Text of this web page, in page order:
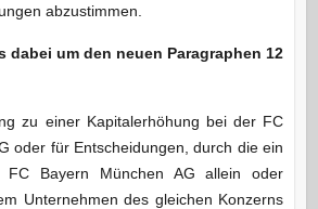
abzustimmen.
dabei um den neuen Paragraphen 12
zu einer Kapitalerhöhung bei der FC
oder für Entscheidungen, durch die ein
FC Bayern München AG allein oder
Unternehmen des gleichen Konzerns